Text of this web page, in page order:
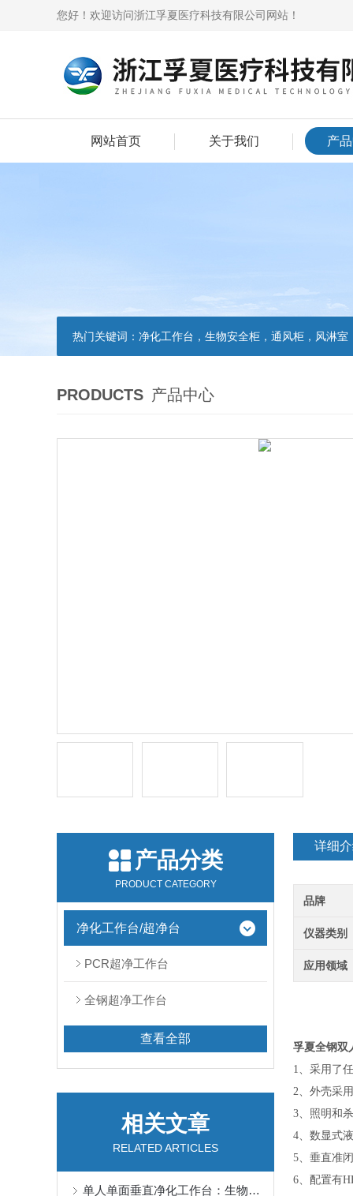
您好！欢迎访问浙江孚夏医疗科技有限公司网站！
网站首页 关于我们 产
热门关键词： 净化工作台，生物安全柜，通风柜，风淋
PRODUCTS 产品中心
产品分类
PRODUCT CATEGORY
净化工作台/超净台
PCR超净工作台
全钢超净工作台
查看全部
相关文章
RELATED ARTICLES
单人单面垂直净化工作台：生物安全与洁净操作的基础保障设备
详细
品牌
仪器类别
应用领域
孚夏全钢双
1、采用了
2、外壳采
3、照明和
4、数显式
5、垂直准
6、配置有